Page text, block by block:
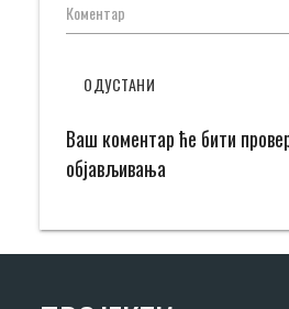
Коментар
ОДУСТАНИ
Ваш коментар ће бити
објављивања